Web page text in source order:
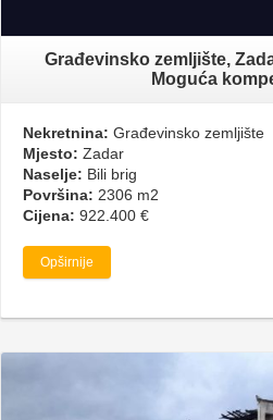
Građevinsko zemljište,
Moguća
Nekretnina: Građevinsko zemljište
Mjesto: Zadar
Naselje: Bili brig
Površina: 2306 m2
Cijena: 922.400 €
Opširnije